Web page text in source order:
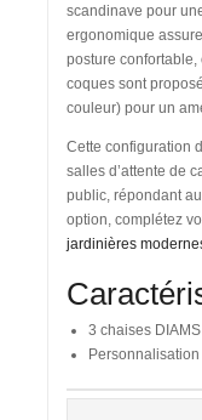
scandinave pour
ergonomique
posture confortable,
coques sont
couleur) pour un
Cette configuration
salles d’attente de
public , répondant
option, complétez
jardinières
3 chaises
Personnalisation